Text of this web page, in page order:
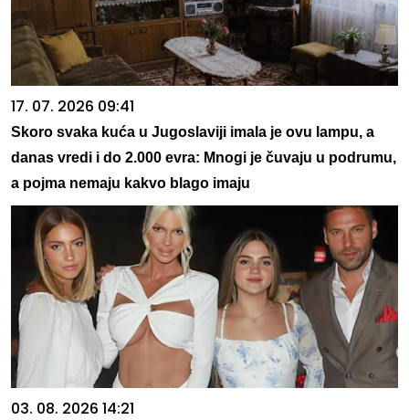
17. 07. 2026 09:41
Skoro svaka kuća u Jugoslaviji imala je ovu lampu, a
danas vredi i do 2.000 evra: Mnogi je čuvaju u podrumu,
a pojma nemaju kakvo blago imaju
03. 08. 2026 14:21